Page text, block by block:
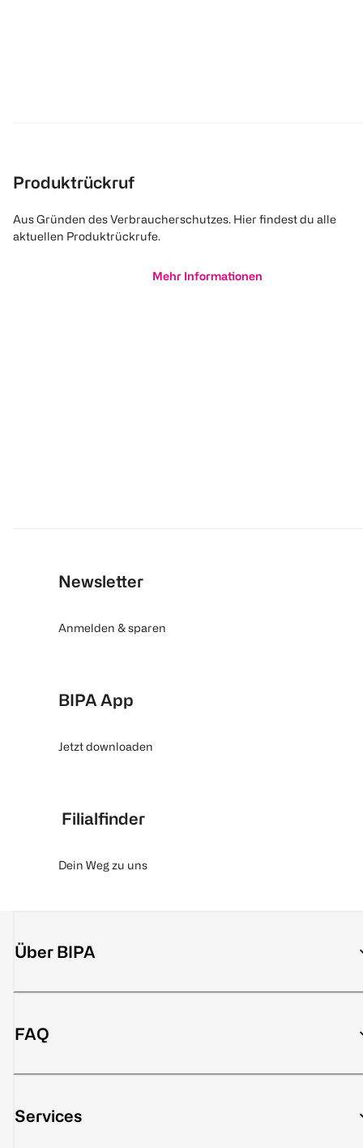
Produktrückruf
Aus Gründen des Verbraucherschutzes. Hier findest du alle
aktuellen Produktrückrufe.
Mehr Informationen
Newsletter
Anmelden & sparen
BIPA App
Jetzt downloaden
Filialfinder
Dein Weg zu uns
Über BIPA
FAQ
Services